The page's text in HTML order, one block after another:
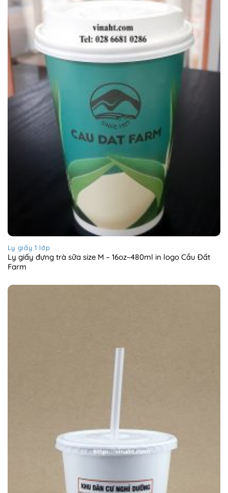
Ly giấy 1 lớp
Ly giấy đựng trà sữa size M – 16oz~480ml in logo Cầu Đất
Farm